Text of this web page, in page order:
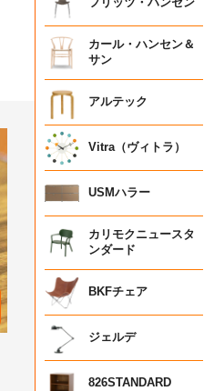
フリッツ・ハンセン
カール・ハンセン＆
サン
アルテック
Vitra（ヴィトラ）
USMハラー
カリモクニュースタ
ンダード
BKFチェア
ジェルデ
826STANDARD